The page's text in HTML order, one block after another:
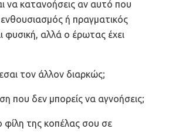
να κατανοήσεις αν αυτό που
ενθουσιασμός ή πραγματικός
φυσική, αλλά ο έρωτας έχει
τον άλλον διαρκώς;
που δεν μπορείς να αγνοήσεις;
φίλη της κοπέλας σου σε